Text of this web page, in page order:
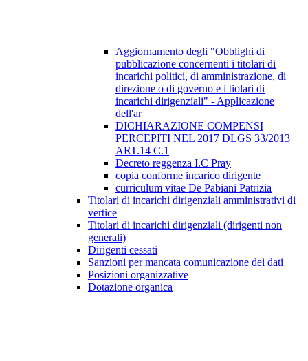
Aggiornamento degli "Obblighi di
pubblicazione concernenti i titolari di
incarichi politici, di amministrazione, di
direzione o di governo e i tiolari di
incarichi dirigenziali" - Applicazione
dell'ar
DICHIARAZIONE COMPENSI
PERCEPITI NEL 2017 DLGS 33/2013
ART.14 C.1
Decreto reggenza I.C Pray
copia conforme incarico dirigente
curriculum vitae De Pabiani Patrizia
Titolari di incarichi dirigenziali amministrativi di
vertice
Titolari di incarichi dirigenziali (dirigenti non
generali)
Dirigenti cessati
Sanzioni per mancata comunicazione dei dati
Posizioni organizzative
Dotazione organica